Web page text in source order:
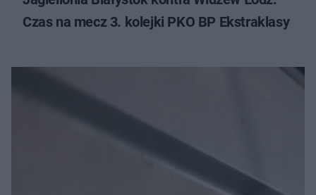
Czas na mecz 3. kolejki PKO BP Ekstraklasy